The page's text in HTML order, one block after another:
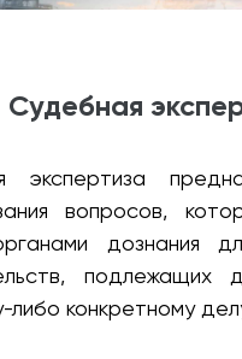
Судебная
экспертиза
вопросов,
дознания
подлежащих
либо конкретному